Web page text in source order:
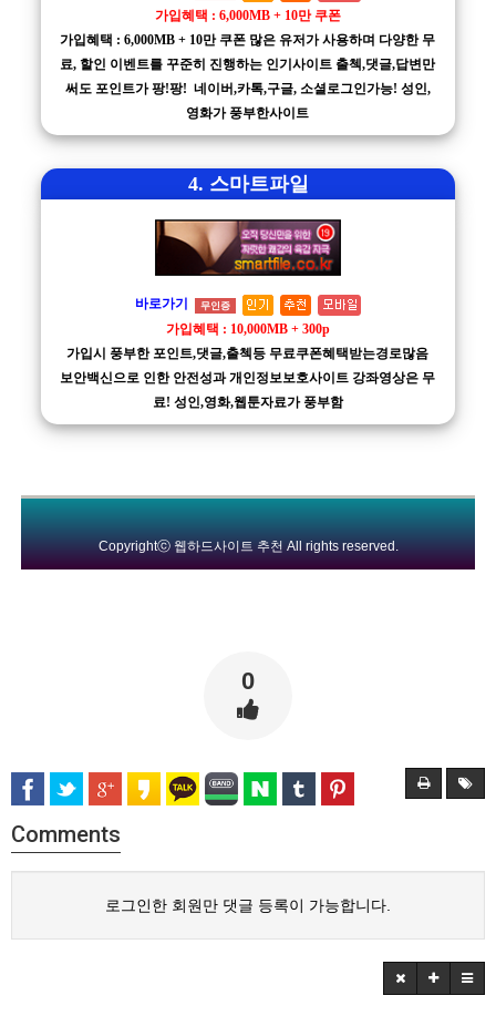
가입혜택 : 6,000MB + 10만 쿠폰
가입혜택 : 6,000MB + 10만 쿠폰 많은 유저가 사용하며 다양한 무
료, 할인 이벤트를 꾸준히 진행하는 인기사이트 출첵,댓글,답변만
써도 포인트가 팡!팡! 네이버,카톡,구글, 소셜로그인가능! 성인,
영화가 풍부한사이트
4. 스마트파일
바로가기 무인증
가입혜택 : 10,000MB + 300p
가입시 풍부한 포인트,댓글,출첵등 무료쿠폰혜택받는경로많음
보안백신으로 인한 안전성과 개인정보보호사이트 강좌영상은 무
료! 성인,영화,웹툰자료가 풍부함
Copyrightⓒ 웹하드사이트 추천 All rights reserved.
0
Comments
로그인한 회원만 댓글 등록이 가능합니다.